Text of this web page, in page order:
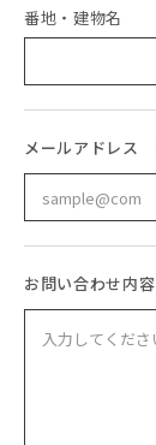
番地・建物名
メールアドレス
お問い合わせ内容